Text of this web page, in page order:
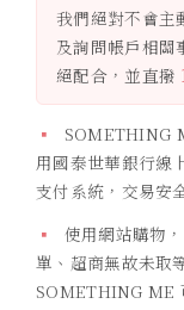
我們絕對不會主
及詢問帳戶相關
絕配合，並直撥
▪
SOMETHING
用國泰世華銀行線
支付系統，交易安
▪
使用網站購物
單、超商無故未取
SOMETHING ME